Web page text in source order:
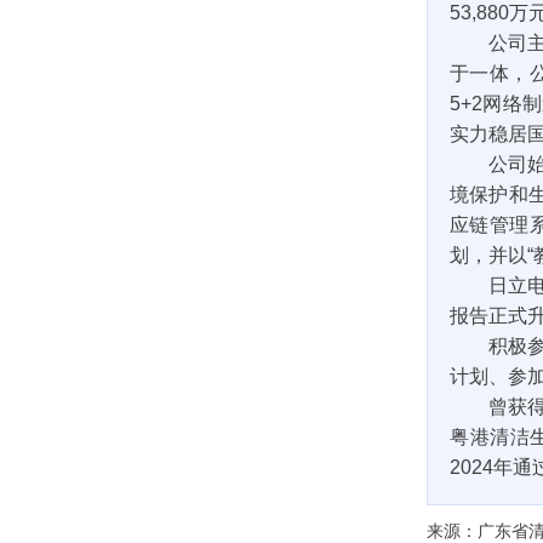
53,880万
公司
于一体，
5+2网络
实力稳居
公司
境保护和
应链管理
划，并以“
日立
报告正式
积极
计划、参
曾获
粤港清洁
2024年通
来源：广东省